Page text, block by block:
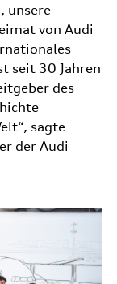
unsere
von Audi
seit 30 Jahren
des
sagte
der Audi